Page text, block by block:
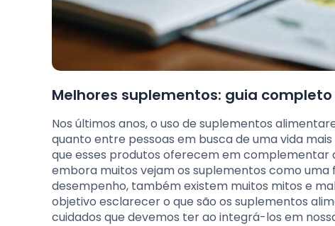
Melhores suplementos: guia
Nos últimos anos, o uso de suplementos
quanto entre pessoas em busca de uma vida
que esses produtos oferecem em complementar
embora muitos vejam os suplementos como
desempenho, também existem muitos mitos e
objetivo esclarecer o que são os suplementos
cuidados que devemos ter ao integrá-los em